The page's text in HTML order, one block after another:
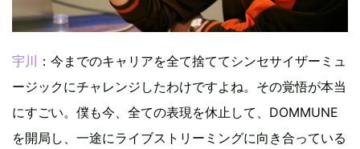
宇川 ：今までのキャリアを全て捨ててシンセサイザーミュ
ージックにチャレンジしたわけですよね。その覚悟が本当
にすごい。僕も今、全ての表現を休止して、DOMMUNE
を開局し、一途にライブストリーミングに向き合っている